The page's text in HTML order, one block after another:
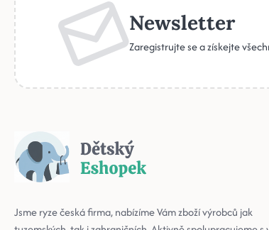
Newsletter
Zaregistrujte se a získejte
Jsme ryze česká firma, nabízíme Vám zboží výrobců jak